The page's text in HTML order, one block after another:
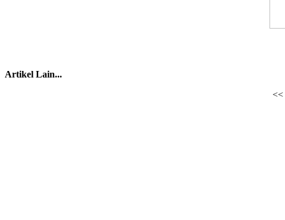
Artikel Lain...
<<